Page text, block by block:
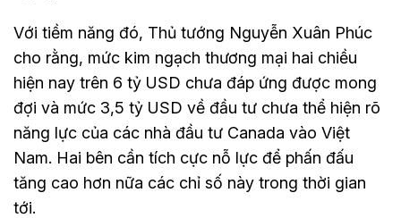
Với tiềm năng đó, Thủ tướng Nguyễn Xuân Phúc
cho rằng, mức kim ngạch thương mại hai chiều
hiện nay trên 6 tỷ USD chưa đáp ứng được mong
đợi và mức 3,5 tỷ USD về đầu tư chưa thể hiện rõ
năng lực của các nhà đầu tư Canada vào Việt
Nam. Hai bên cần tích cực nỗ lực để phấn đấu
tăng cao hơn nữa các chỉ số này trong thời gian
tới.